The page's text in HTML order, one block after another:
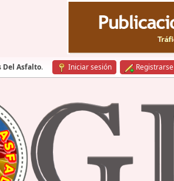
Del Asfalto. Iniciar sesión Registrarse